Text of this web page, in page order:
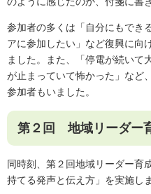
参加者の多くは「自分にもでき
アに参加したい」など復興に向
ました。また、「停電が続いて
が止まっていて怖かった」など
参加者もいました。
第２回 地域リーダー
同時刻、第２回地域リーダー育
持てる発声と伝え方」を実施し